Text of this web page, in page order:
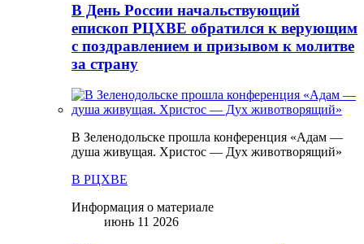
В День России начальствующий
епископ РЦХВЕ обратился к верующим
с поздравлением и призывом к молитве
за страну
В Зеленодольске прошла конференция «Адам —
душа живущая. Христос — Дух животворящий»
В РЦХВЕ
Информация о материале
июнь 11 2026